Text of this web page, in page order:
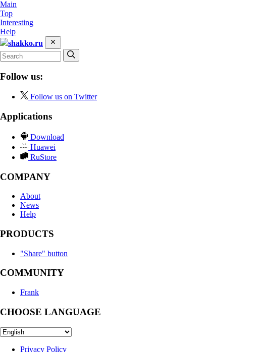
Main
Top
Interesting
Help
shakko.ru
Follow us:
Follow us on Twitter
Applications
Download
Huawei
RuStore
COMPANY
About
News
Help
PRODUCTS
"Share" button
COMMUNITY
Frank
CHOOSE LANGUAGE
Privacy Policy